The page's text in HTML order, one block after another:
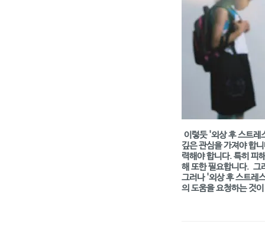
이렇듯 '외상 후 스트레
깊은 관심을 가져야 합
력해야 합니다. 특히 피
해 또한 필요합니다. 그
그러나 '외상 후 스트레
의 도움을 요청하는 것